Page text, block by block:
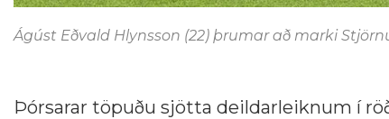
Ágúst Eðvald Hlynsson (22) þrumar að marki
Þórsarar töpuðu sjötta deildarleiknum í